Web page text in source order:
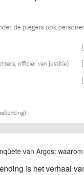
van Argos:
is het verhaal